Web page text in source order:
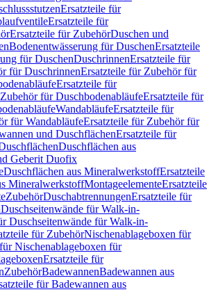
Ersatzteile für
Ersatzteile für
Ersatzteile für ZubehörDuschen und
Bodenentwässerung für DuschenErsatzteile
für DuschenDuschrinnenErsatzteile für
für DuschrinnenErsatzteile für Zubehör für
Ersatzteile für
Zubehör für DuschbodenabläufeErsatzteile für
WandabläufeErsatzteile für
für WandabläufeErsatzteile für Zubehör für
und DuschflächenErsatzteile für
Duschflächen aus
Geberit Duofix
Duschflächen aus MineralwerkstoffErsatzteile
MineralwerkstoffMontageelementeErsatzteile
ZubehörDuschabtrennungenErsatzteile für
Duschseitenwände für Walk-in-
Duschseitenwände für Walk-in-
für ZubehörNischenablageboxen für
Nischenablageboxen für
Ersatzteile für
ZubehörBadewannenBadewannen aus
für Badewannen aus